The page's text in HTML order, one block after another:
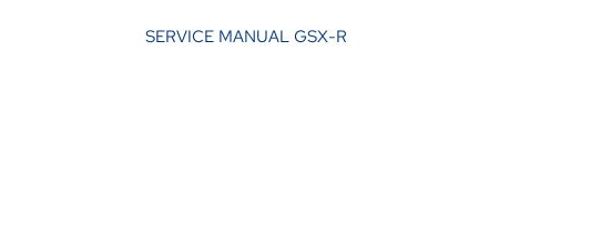
SERVICE MANUAL GSX-R